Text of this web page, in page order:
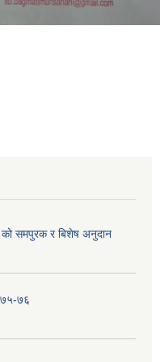
समपुरक र बिशेष अनुदान
७६